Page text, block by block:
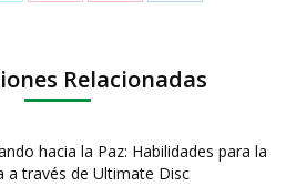
Relacionadas
hacia la Paz: Habilidades para la
a través de Ultimate Disc